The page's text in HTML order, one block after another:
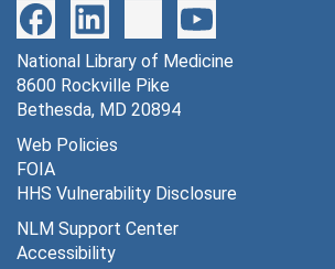
Globéol, terrasse les maladies
Urodonal combat l'obésité. Dépuratif du Dr Manget combet
Globéol donne de la force. Pagéol, energique antiseptique urinaire. Gyraldose, pour les
L'Urodonal et les Coliques néphrétiques,
National Library of Medicine
8600 Rockville Pike
Bethesda, MD 20894
Web Policies
FOIA
HHS Vulnerability Disclosure
NLM Support Center
Accessibility